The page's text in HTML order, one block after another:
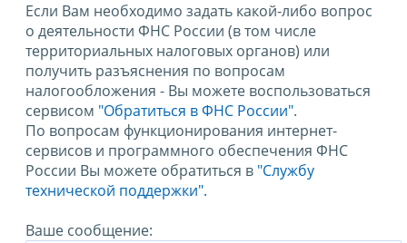
Если Вам необходимо задать какой-либо вопрос
о деятельности ФНС России (в том числе
территориальных налоговых органов) или
получить разъяснения по вопросам
налогообложения - Вы можете воспользоваться
сервисом "Обратиться в ФНС России".
По вопросам функционирования интернет-
сервисов и программного обеспечения ФНС
России Вы можете обратиться в "Службу
технической поддержки".
Ваше сообщение: